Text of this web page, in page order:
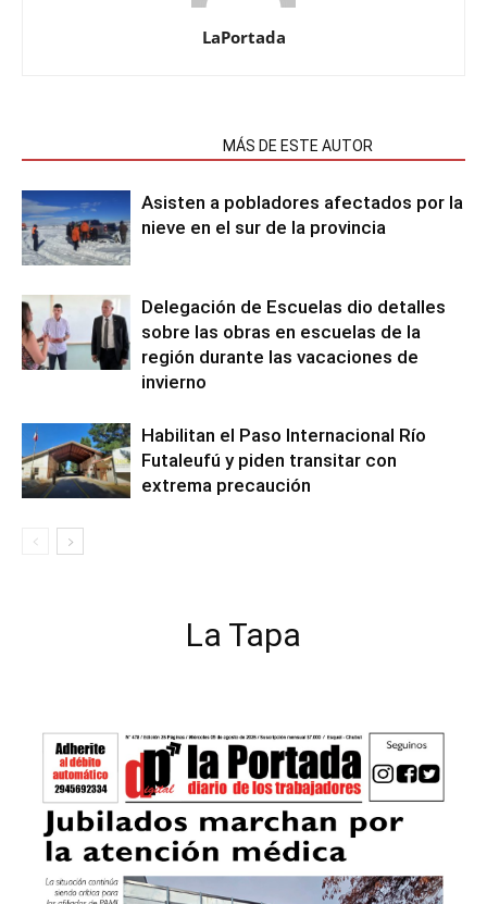
LaPortada
MÁS DE ESTE AUTOR
Asisten a pobladores afectados por la
nieve en el sur de la provincia
Delegación de Escuelas dio detalles
sobre las obras en escuelas de la
región durante las vacaciones de
invierno
Habilitan el Paso Internacional Río
Futaleufú y piden transitar con
extrema precaución
La Tapa